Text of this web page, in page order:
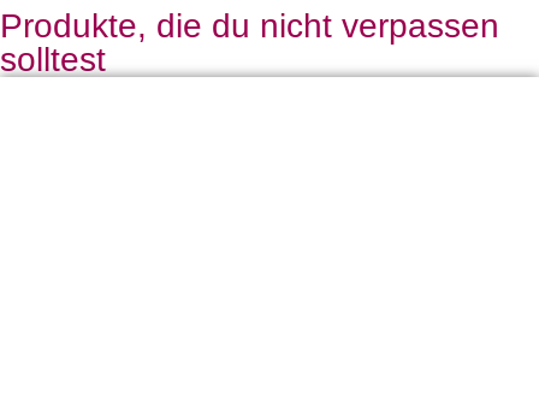
Produkte, die du nicht verpassen
solltest